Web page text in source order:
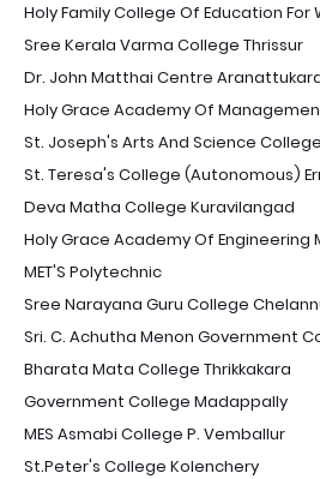
Holy Family College Of Education For
Sree Kerala Varma College Thrissur
Dr. John Matthai Centre
Holy Grace Academy Of
St. Joseph's Arts And Science
St. Teresa's College (Autonomous)
Deva Matha College Kuravilangad
Holy Grace Academy Of Engineering
MET'S Polytechnic
Sree Narayana Guru College
Sri. C. Achutha Menon Government
Bharata Mata College Thrikkakara
Government College Madappally
MES Asmabi College P. Vemballur
St.Peter's College Kolenchery